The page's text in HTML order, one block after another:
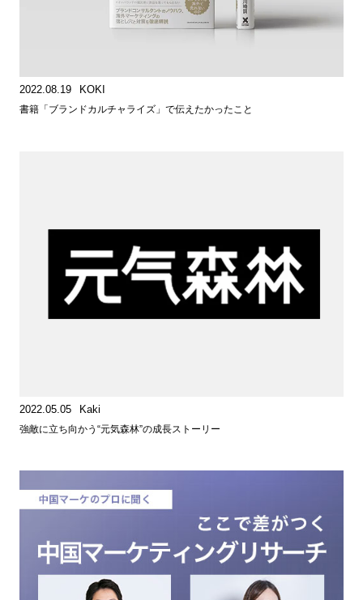
2022.08.19 KOKI
書籍「ブランドカルチャライズ」で伝えたかったこと
2022.05.05 Kaki
強敵に立ち向かう“元気森林”の成長ストーリー